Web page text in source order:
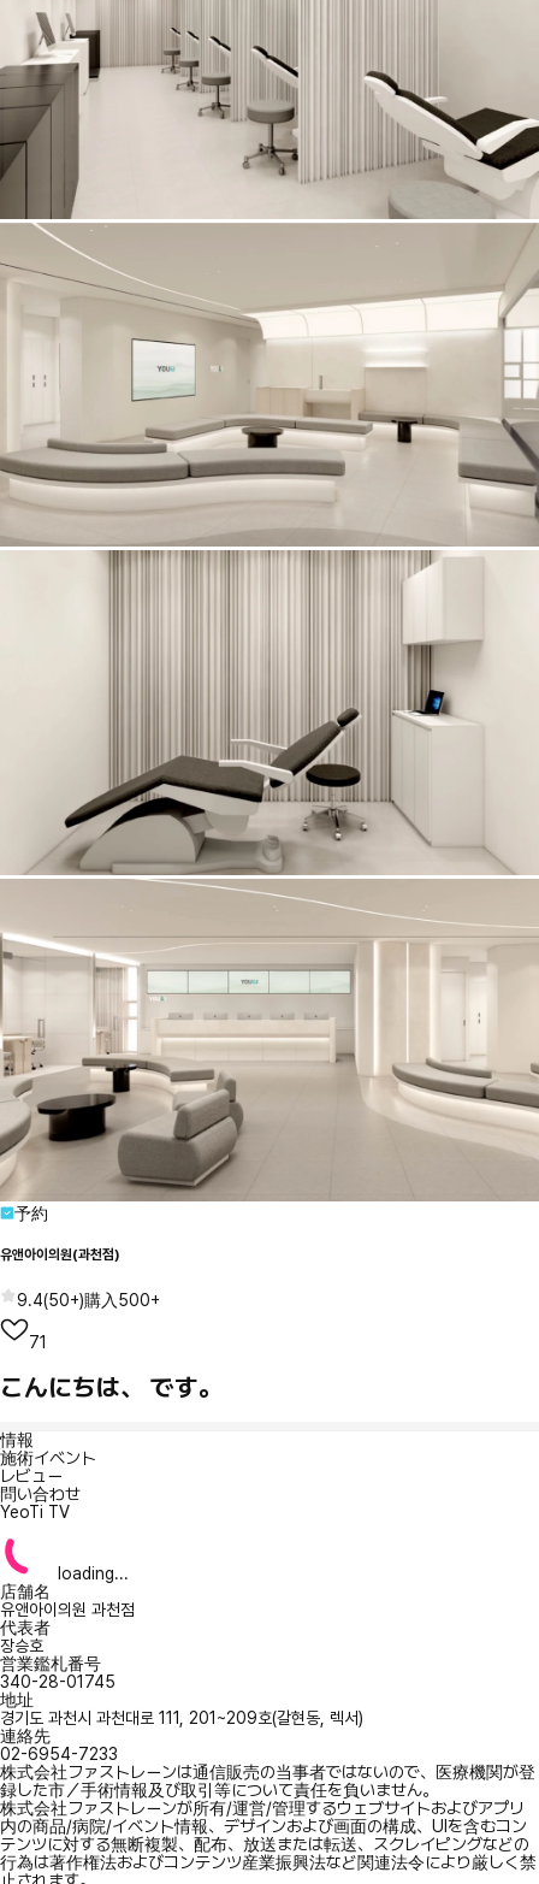
予約
유앤아이의원(과천점)
9.4(50+)購入500+
71
こんにちは、 です。
情報
施術イベント
レビュー
問い合わせ
YeoTi TV
loading...
店舗名
유앤아이의원 과천점
代表者
장승호
営業鑑札番号
340-28-01745
地址
경기도 과천시 과천대로 111, 201~209호(갈현동, 렉서)
連絡先
02-6954-7233
株式会社ファストレーンは通信販売の当事者ではないので、医療機関が登
録した市／手術情報及び取引等について責任を負いません。
株式会社ファストレーンが所有/運営/管理するウェブサイトおよびアプリ
内の商品/病院/イベント情報、デザインおよび画面の構成、UIを含むコン
テンツに対する無断複製、配布、放送または転送、スクレイピングなどの
行為は著作権法およびコンテンツ産業振興法など関連法令により厳しく禁